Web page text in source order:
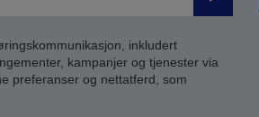
Send
inkludert
kampanjer og tjenester via
preferanser og nettatferd, som